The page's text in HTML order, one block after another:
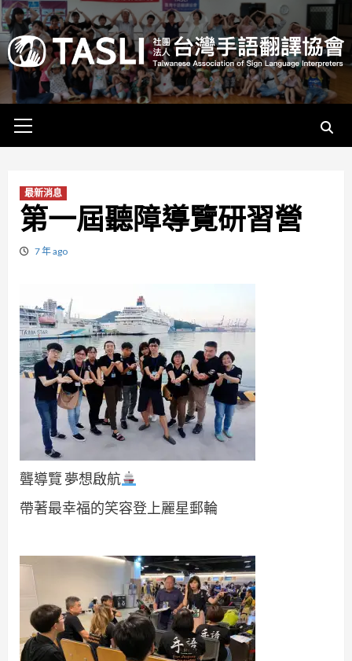
Skip
to
content
Menu
最新消息
第一屆聽障導覽研習營
7 年 ago
聾導覽 夢想啟航
帶著最幸福的笑容登上麗星郵輪